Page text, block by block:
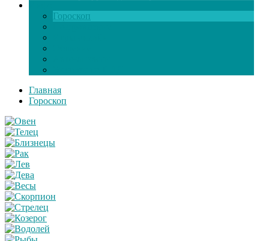
Гороскоп
Главная
Гороскоп